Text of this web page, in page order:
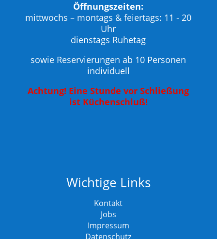
Öffnungszeiten:
mittwochs – montags & feiertags: 11 - 20
Uhr
dienstags Ruhetag
sowie Reservierungen ab 10 Personen
individuell
Achtung! Eine Stunde vor Schließung
ist Küchenschluß!
Wichtige Links
Kontakt
Jobs
Impressum
Datenschutz